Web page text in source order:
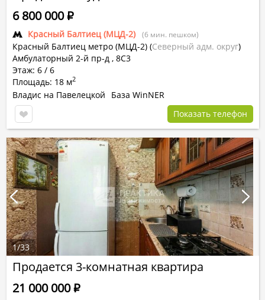
Красный Балтиец (МЦД-2) (6 мин. пешком)
Красный Балтиец метро (МЦД-2) (Северный адм. округ)
Амбулаторный 2-й пр-д , 8С3
Этаж: 6 / 6
Площадь: 18 м2
6 800 000Р
Владис на Павелецкой
База WinNER
Показать телефон
Продается 3-комнатная квартира
21 000 000Р
1/33